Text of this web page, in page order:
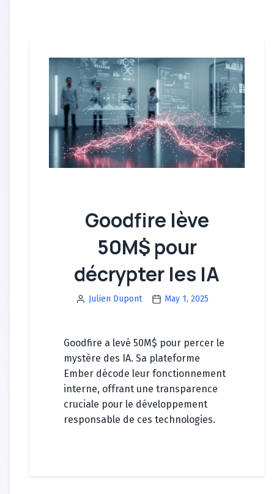
Goodfire lève
50M$ pour
décrypter les IA
Julien Dupont May 1, 2025
Goodfire a levé 50M$ pour percer le
mystère des IA. Sa plateforme
Ember décode leur fonctionnement
interne, offrant une transparence
cruciale pour le développement
responsable de ces technologies.